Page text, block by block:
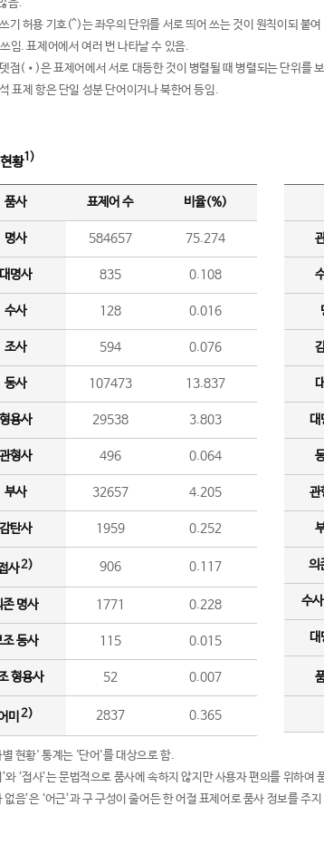
음.
기 허용 기호(^)는 좌우의 단위를 서로 띄어 쓰는 것이 원칙이되 붙
임. 표제어에서 여러 번 나타날 수 있음.
점(•)은 표제어에서 서로 대등한 것이 병렬될 때 병렬되는 단위를
표제 항은 단일 성분 단어이거나 북한어 등임.
황1)
품사 표제어 수 비율(%)
명사 584657 75.274
명사 835 0.108
수사 128 0.016
조사 594 0.076
동사 107473 13.837
용사 29538 3.803
형사 496 0.064
부사 32657 4.205
탄사 1959 0.252
사2) 906 0.117
존 명사 1771 0.228
조 동사 115 0.015
형용사 52 0.007
미 2) 2837 0.365
대
관
의
수
대
현황' 통계는 '단어'를 대상으로 함.
와 ‘접사’는 문법적으로 품사에 속하지 않지만 사용자 편의를 위하여
없음’은 ‘어근’과 구 구성이 줄어든 한 어절 표제어로 품사 정보를 주